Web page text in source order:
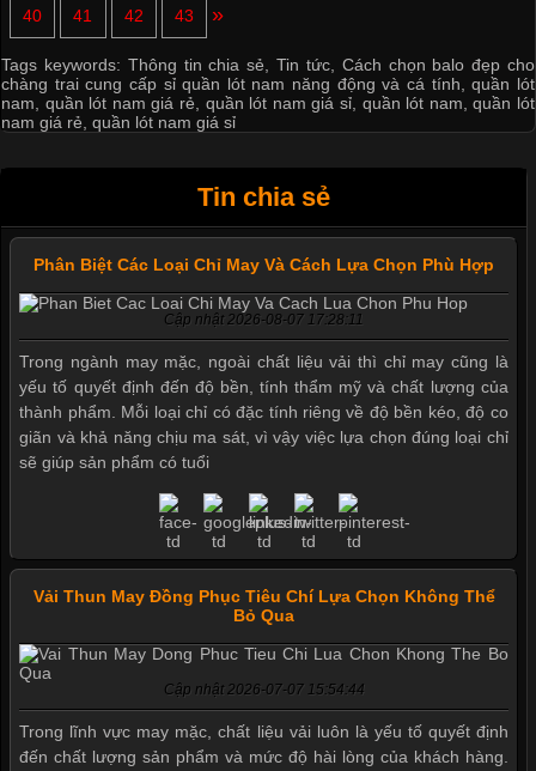
40 41 42 43 »
Tags keywords: Thông tin chia sẻ,Tin tức, Cách chọn balo đẹp cho
chàng trai cung cấp sỉ quần lót nam năng động và cá tính,quần lót
nam, quần lót nam giá rẻ, quần lót nam giá sỉ, quần lót nam,quần lót
nam giá rẻ, quần lót nam giá sỉ
Tin chia sẻ
Phân Biệt Các Loại Chỉ May Và Cách Lựa Chọn Phù Hợp
Cập nhật 2026-08-07 17:28:11
Trong ngành may mặc, ngoài chất liệu vải thì chỉ may cũng là
yếu tố quyết định đến độ bền, tính thẩm mỹ và chất lượng của
thành phẩm. Mỗi loại chỉ có đặc tính riêng về độ bền kéo, độ co
giãn và khả năng chịu ma sát, vì vậy việc lựa chọn đúng loại chỉ
sẽ giúp sản phẩm có tuổi
Vải Thun May Đồng Phục Tiêu Chí Lựa Chọn Không Thể
Bỏ Qua
Cập nhật 2026-07-07 15:54:44
Trong lĩnh vực may mặc, chất liệu vải luôn là yếu tố quyết định
đến chất lượng sản phẩm và mức độ hài lòng của khách hàng.